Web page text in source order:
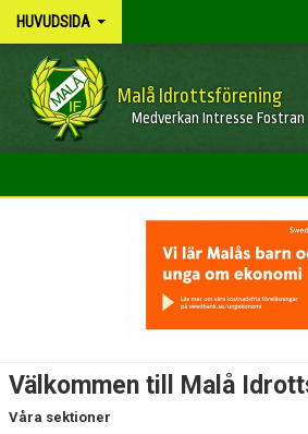
HUVUDSIDA
Malå Idrottsförening
Medverkan Intresse Fostran
KALENDER
Välkommen till Malå
Våra sektioner